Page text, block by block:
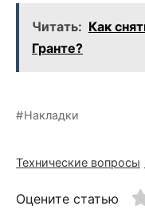
Читать: Как
Гранте?
Накладки
Технические вопросы
Оцените статью